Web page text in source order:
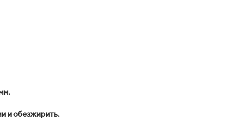
и обезжирить.